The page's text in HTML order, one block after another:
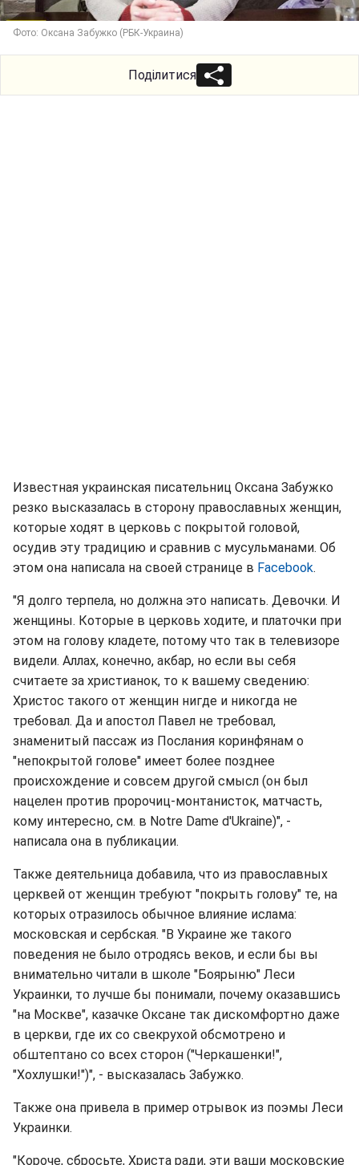
Фото: Оксана Забужко (РБК-Украина)
Поділитися
Известная украинская писательниц Оксана Забужко
резко высказалась в сторону православных женщин,
которые ходят в церковь с покрытой головой,
осудив эту традицию и сравнив с мусульманами. Об
этом она написала на своей странице в Facebook.
"Я долго терпела, но должна это написать. Девочки. И
женщины. Которые в церковь ходите, и платочки при
этом на голову кладете, потому что так в телевизоре
видели. Аллах, конечно, акбар, но если вы себя
считаете за христианок, то к вашему сведению:
Христос такого от женщин нигде и никогда не
требовал. Да и апостол Павел не требовал,
знаменитый пассаж из Послания коринфянам о
"непокрытой голове" имеет более позднее
происхождение и совсем другой смысл (он был
нацелен против пророчиц-монтанисток, матчасть,
кому интересно, см. в Notre Dame d'Ukraine)", -
написала она в публикации.
Также деятельница добавила, что из православных
церквей от женщин требуют "покрыть голову" те, на
которых отразилось обычное влияние ислама:
московская и сербская. "В Украине же такого
поведения не было отродясь веков, и если бы вы
внимательно читали в школе "Боярыню" Леси
Украинки, то лучше бы понимали, почему оказавшись
"на Москве", казачке Оксане так дискомфортно даже
в церкви, где их со свекрухой обсмотрено и
обштептано со всех сторон ("Черкашенки!",
"Хохлушки!")", - высказалась Забужко.
Также она привела в пример отрывок из поэмы Леси
Украинки.
"Короче, сбросьте, Христа ради, эти ваши московские